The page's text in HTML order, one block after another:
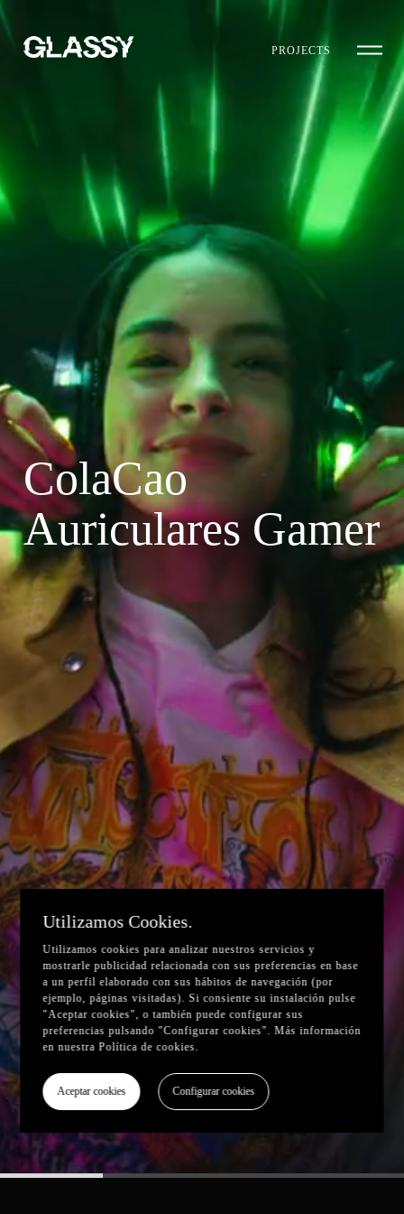
PROJECTS
ColaCao
Auriculares Gamer
Utilizamos Cookies.
Utilizamos cookies para analizar nuestros servicios y
mostrarle publicidad relacionada con sus preferencias en base
a un perfil elaborado con sus hábitos de navegación (por
ejemplo, páginas visitadas). Si consiente su instalación pulse
"Aceptar cookies", o también puede configurar sus
preferencias pulsando "Configurar cookies". Más información
en nuestraPolítica de cookies.
Aceptar cookies Configurar cookies